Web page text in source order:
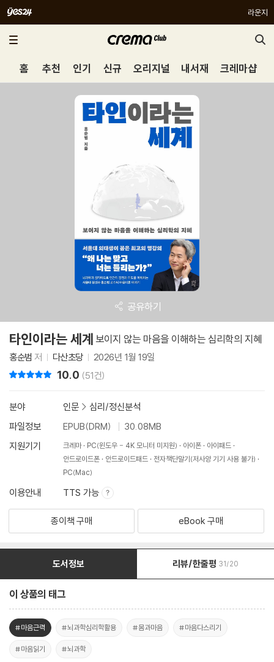
라운지
홈 추천 인기 신규 오리지널 내서재 크레마샵
공유하기
타인이라는 세계 보이지 않는 마음을 이해하는 심리학의 지혜
홍순범 저 다산초당 2026년 1월 19일
10.0 (51건)
분야 인문 > 심리/정신분석
파일정보
EPUB(DRM)
30.08MB
지원기기
크레마 PC(윈도우 - 4K 모니터 미지원) 아이폰
아이패드
안드로이드폰
안드로이드패드
전자책단말기(저사양 기기 사용 불가)
PC(Mac)
이용안내 TTS 가능
종이책 구매 eBook 구매
도서정보 리뷰/한줄평 31/20
이 상품의 태그
#마음근력 #뇌과학심리학활용 #몸과마음 #마음다스리기
#마음읽기 #뇌과학